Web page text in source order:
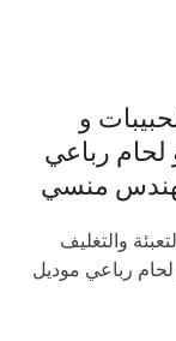
و
لحام رباعي
والتغليف
لحام رباعي موديل